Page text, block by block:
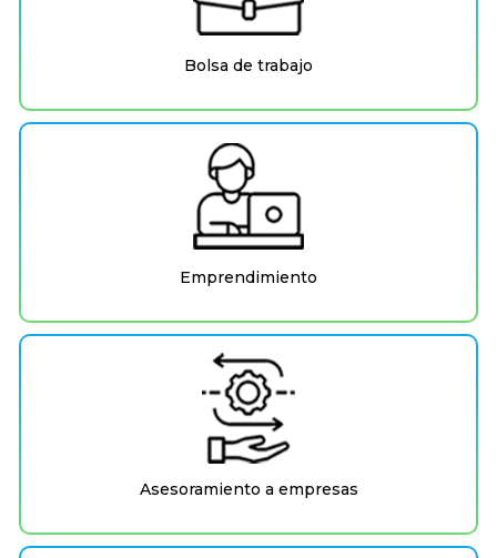
Bolsa de trabajo
Emprendimiento
Asesoramiento a empresas